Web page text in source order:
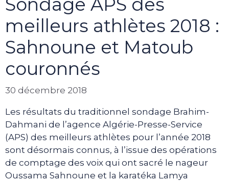
meilleurs athlètes 2018 :
Sahnoune et Matoub
couronnés
30 décembre 2018
Les résultats du traditionnel sondage Brahim-
Dahmani de l’agence Algérie-Presse-Service
(APS) des meilleurs athlètes pour l’année 2018
sont désormais connus, à l’issue des opérations
de comptage des voix qui ont sacré le nageur
Oussama Sahnoune et la karatéka Lamya